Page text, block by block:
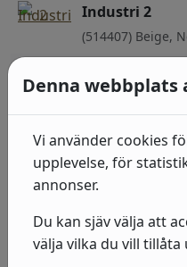
Industri 2
(514407) Beige,
Industri 2
(429299) Grå,
415kr I lager: 2-7 arbetsdagar
Industri 2
(939316) Grå,
Denna webbplats
Vi använder cookies
upplevelse, för
annonser.
Du kan sjäv välja att
välja vilka du vill